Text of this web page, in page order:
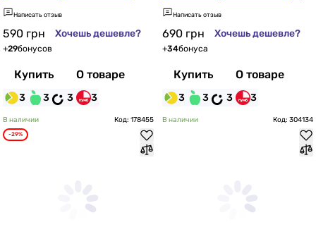
Написать отзыв
590 грн Хочешь дешевле?
+29бонусов
Купить О товаре
3 3 3 3
ный
Написать отзыв
690 грн Хочешь дешевле?
+34бонуса
Купить О товаре
3 3 3 3
В наличии Код: 178455
-29%
В наличии Код: 304134